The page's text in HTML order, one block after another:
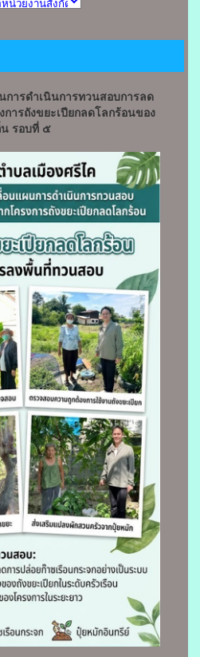
ารดำเนินการทวนสอบการลด
การถังขยะเปียกลดโลกร้อนของ
น รอบที่ ๕